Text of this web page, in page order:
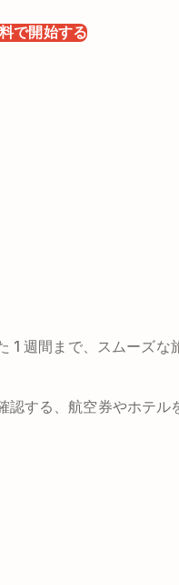
で開始する
週間まで、スムーズ
する、航空券やホテル